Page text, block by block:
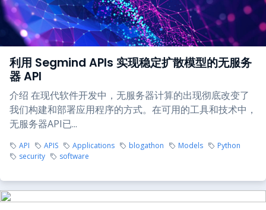
利用 Segmind APIs 实现稳定扩散模型的无服务
器 API
介绍 在现代软件开发中，无服务器计算的出现彻底改变了
我们构建和部署应用程序的方式。在可用的工具和技术中，
无服务器API已...
API APIS Applications blogathon Models
Python
security
software